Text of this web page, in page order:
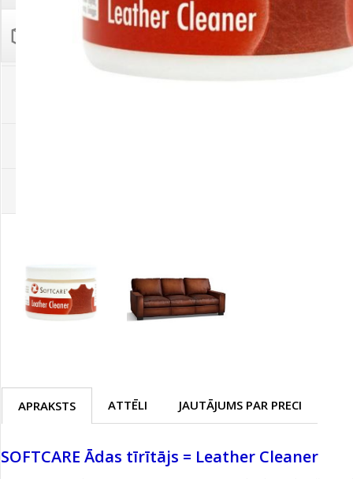
Palīglīdzekļi augu audzēšanai(72)
Klientu Diena
APRAKSTS ATTĒLI JAUTĀJUMS PAR PRECI
SOFTCARE Ādas tīrītājs = Leather Cleaner